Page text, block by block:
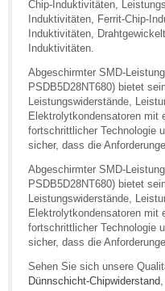
Chip-Induktivitäten,
Induktivitäten, Ferrit-Chip-
Induktivitäten,
Induktivitäten.
Abgeschirmter SMD-
PSDB5D28NT680) bietet
Leistungswiderstände,
Elektrolytkondensatoren mit
fortschrittlicher Technologie
sicher, dass die
Abgeschirmter SMD-
PSDB5D28NT680) bietet
Leistungswiderstände,
Elektrolytkondensatoren mit
fortschrittlicher Technologie
sicher, dass die
Sehen Sie sich unsere
Dünnschicht-Chipwiderstand,